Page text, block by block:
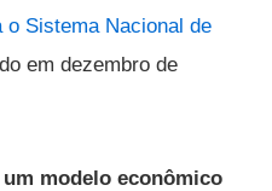
o Sistema Nacional de
em dezembro de
modelo econômico